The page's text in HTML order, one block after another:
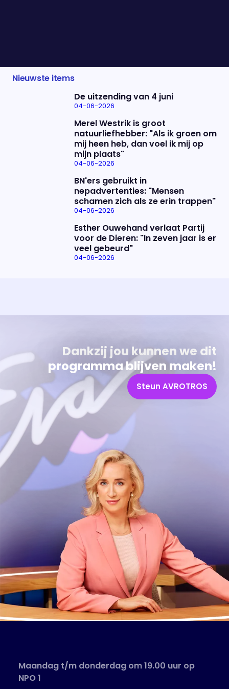
Nieuwste items
De uitzending van 4 juni
04-06-2026
Merel Westrik is groot
natuurliefhebber: "Als ik groen om
mij heen heb, dan voel ik mij op
mijn plaats"
04-06-2026
BN'ers gebruikt in
nepadvertenties: "Mensen
schamen zich als ze erin trappen"
04-06-2026
Esther Ouwehand verlaat Partij
voor de Dieren: "In zeven jaar is er
veel gebeurd"
04-06-2026
Dankzij jou kunnen we dit
programma blijven maken!
Steun AVROTROS
Maandag t/m donderdag om 19.00 uur op
NPO 1